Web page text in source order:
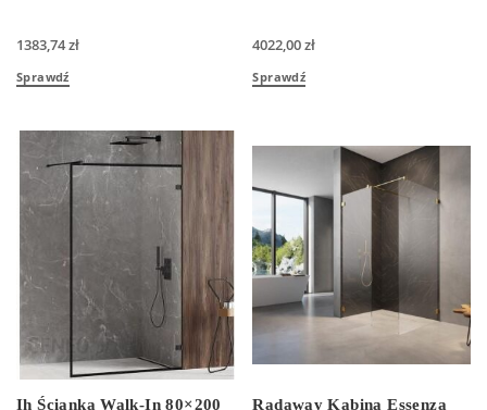
1383,74zł
Sprawdź
4022,00zł
Sprawdź
Ih Ścianka Walk-In 80×200
Radaway Kabina Essenza